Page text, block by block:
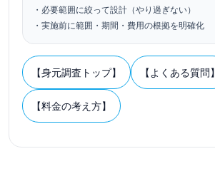
・必要範囲に絞って設計（やり過ぎない）
・実施前に範囲・期間・費用の根拠を明確化
【身元調査トップ】 【よくある質問】
【料金の考え方】